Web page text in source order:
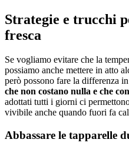
Strategie e trucchi
fresca
Se vogliamo evitare che la
possiamo anche mettere in atto
però possono fare la differenza
che non costano nulla e che
adottati tutti i giorni ci
vivibile anche quando fuori fa
Abbassare le tapparelle